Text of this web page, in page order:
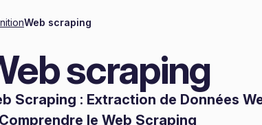
Web scraping
scraping
Scraping : Extraction de Données
le Web Scraping